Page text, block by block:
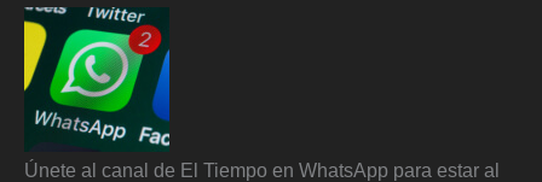
Únete al canal de El Tiempo en WhatsApp para estar al